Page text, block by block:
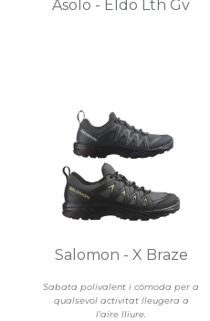
Asolo - Eldo Lth Gv
Sabata polivalent i còmoda per a
qualsevol activitat lleugera a
l'aire lliure.
Salomon - X Braze